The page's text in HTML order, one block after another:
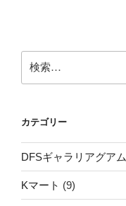
ナ
海
ナ
ョ
索:
カテゴリー
DFSギャラリアグアム
Kマート (9)